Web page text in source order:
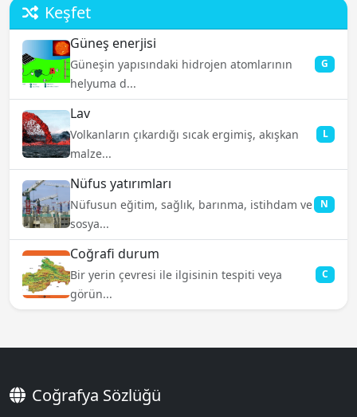
Keşfet
Güneş enerjisi
Güneşin yapısındaki hidrojen atomlarının
helyuma d...
G
Lav
Volkanların çıkardığı sıcak ergimiş, akışkan
malze...
L
Nüfus yatırımları
Nüfusun eğitim, sağlık, barınma, istihdam ve
sosya...
N
Coğrafi durum
Bir yerin çevresi ile ilgisinin tespiti veya
görün...
C
Coğrafya Sözlüğü